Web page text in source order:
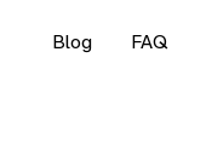
Blog FAQ